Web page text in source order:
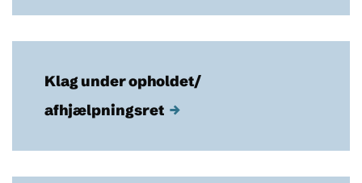
Klag under opholdet/
afhjælpningsret →